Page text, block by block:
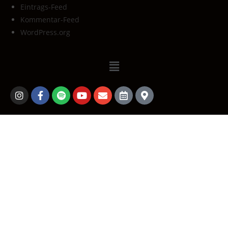
Eintrags-Feed
Kommentar-Feed
WordPress.org